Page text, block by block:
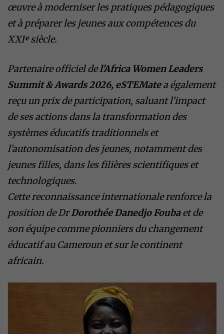
œuvre à moderniser les pratiques pédagogiques
et à préparer les jeunes aux compétences du
XXIᵉ siècle.
Partenaire officiel del’Africa Women Leaders
Summit & Awards 2026, eSTEMatea également
reçu un prix de participation, saluant l’impact
de ses actions dans la transformation des
systèmes éducatifs traditionnels et
l’autonomisation des jeunes, notamment des
jeunes filles, dans les filières scientifiques et
technologiques.
Cette reconnaissance internationale renforce la
position de DrDorothée Danedjo Foubaet de
son équipe comme pionniers du changement
éducatif au Cameroun et sur le continent
africain.